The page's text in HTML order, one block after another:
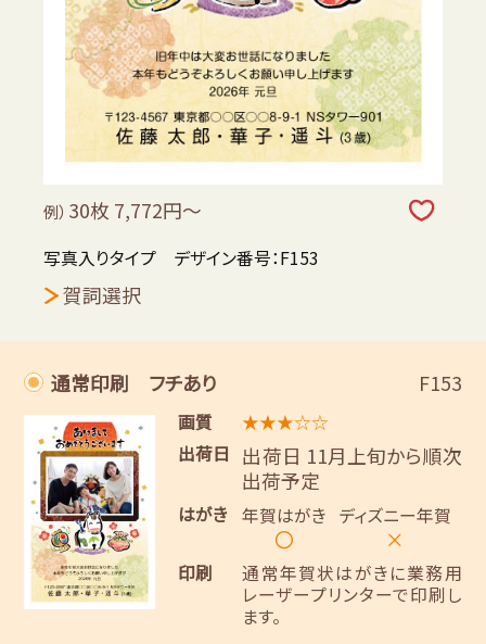
例） 30枚 7,772円～
写真入りタイプ デザイン番号：F153
賀詞選択
通常印刷 フチあり F153
画質
★★★☆☆
出荷日
出荷日 11月上旬から順次
出荷予定
はがき 年賀はがき
〇
ディズニー年賀
×
印刷
通常年賀状はがきに業務用
レーザープリンターで印刷し
ます。